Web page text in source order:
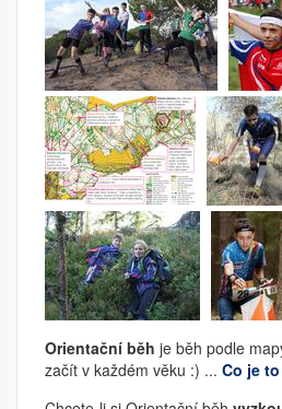
Orientační běh je běh podle
začít v každém věku :) ... Co je